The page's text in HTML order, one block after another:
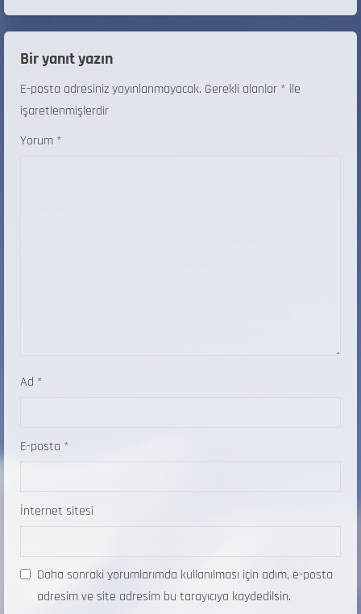
Bir yanıt yazın
E-posta adresiniz yayınlanmayacak. Gerekli alanlar * ile
işaretlenmişlerdir
Yorum *
Ad *
E-posta *
İnternet sitesi
Daha sonraki yorumlarımda kullanılması için adım, e-posta
adresim ve site adresim bu tarayıcıya kaydedilsin.